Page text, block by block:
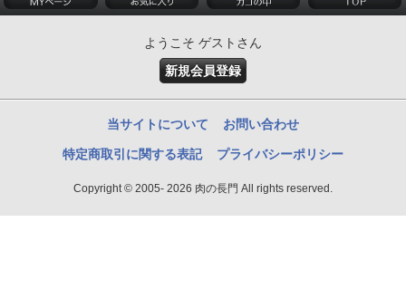
ようこそ ゲストさん
新規会員登録
当サイトについて お問い合わせ
特定商取引に関する表記 プライバシーポリシー
Copyright © 2005- 2026 肉の長門 All rights reserved.